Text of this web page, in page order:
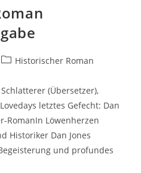
Historischer Roman
(Übersetzer),
letztes Gefecht: Dan
RomanIn Löwenherzen
Historiker Dan Jones
und profundes